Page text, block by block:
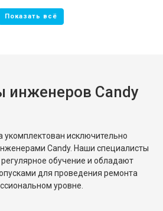
инженеров Candy
укомплектован исключительно
Candy. Наши специалисты
обучение и обладают
для проведения ремонта
уровне.